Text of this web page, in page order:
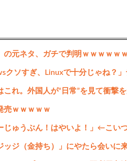
の元ネタ、ガチで判明ｗｗｗｗｗ
これ。外国人が“日常”を見て衝撃
売ｗｗｗｗｗ
じゅうぶん！はやいよ！」←こい
ジ（金持ち）」にやたら会いに